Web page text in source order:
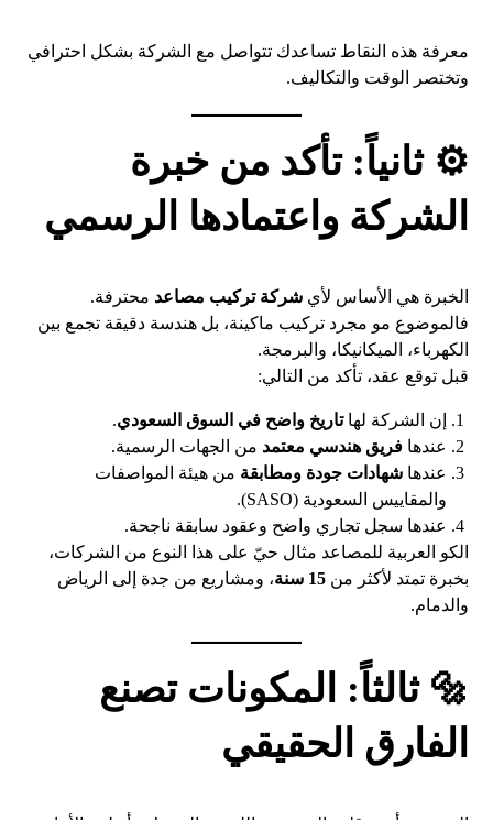
معرفة هذه النقاط تساعدك تتواصل مع الشركة بشكل احترافي
وتختصر الوقت والتكاليف.
⚙️ ثانياً: تأكد من خبرة
الشركة واعتمادها الرسمي
الخبرة هي الأساس لأيشركة تركيب مصاعد محترفة.
فالموضوع مو مجرد تركيب ماكينة، بل هندسة دقيقة تجمع بين
الكهرباء، الميكانيكا، والبرمجة.
قبل توقع عقد، تأكد من التالي:
إن الشركة لهاتاريخ واضح في السوق السعودي.
عندهافريق هندسي معتمد من الجهات الرسمية.
عندهاشهادات جودة ومطابقة من هيئة المواصفات
والمقاييس السعودية (SASO).
عندها سجل تجاري واضح وعقود سابقة ناجحة.
الكو العربية للمصاعد مثال حيّ على هذا النوع من الشركات،
بخبرة تمتد لأكثر من15 سنة
، ومشاريع من جدة إلى الرياض
والدمام.
🔩 ثالثاً: المكونات تصنع
الفارق الحقيقي